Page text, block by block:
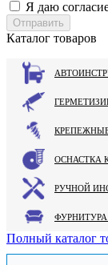
Я даю
Каталог товаров
Полный каталог